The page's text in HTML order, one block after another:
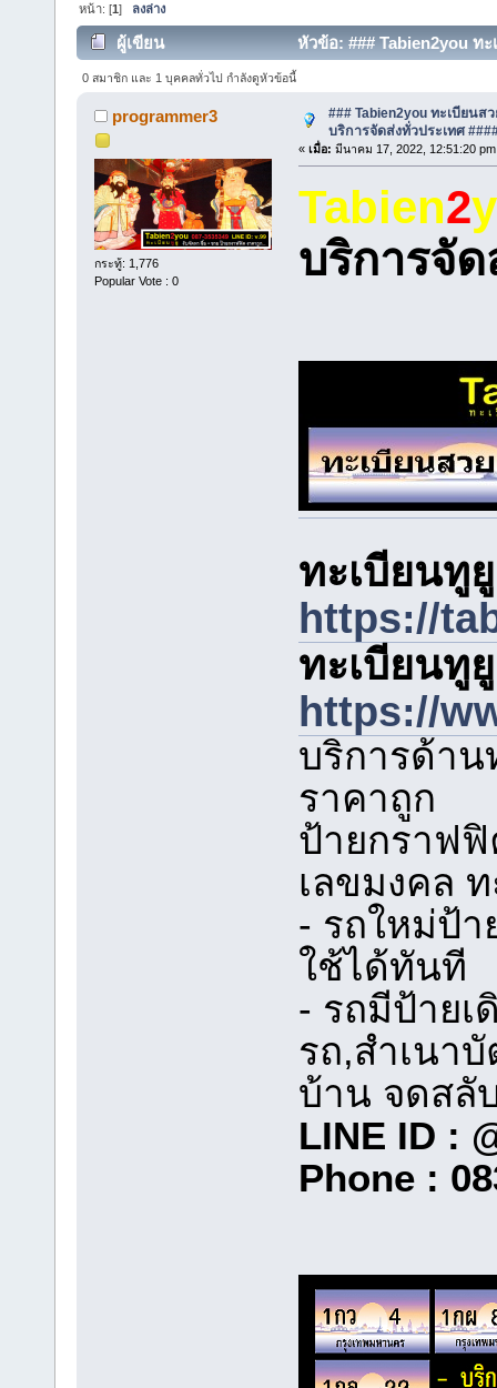
หน้า: [1] ลงล่าง
ผู้เขียน
หัวข้อ: ### Tabien2you ท
(อ่าน 21926 ครั้ง)
0 สมาชิก และ 1 บุคคลทั่วไป กำลังดูหัวข้อนี้
programmer3
กระทู้: 1,776
Popular Vote : 0
### Tabien2you ทะเบียนส
บริการจัดส่งทั่วประเทศ
« เมื่อ: มีนาคม 17, 2022, 12:51:20
Tabien2
บริการจัด
ทะเบียนทู
https://
ทะเบียนทู
https://
บริการด้า
ราคาถูก
ป้ายกราฟฟิ
เลขมงคล
- รถใหม่ป้า
ใช้ได้ทันที
- รถมีป้ายเ
รถ,สำเนา
บ้าน จดสลั
LINE ID :
Phone :